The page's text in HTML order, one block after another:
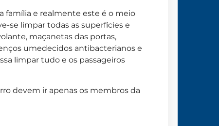
família e realmente este é o meio
se limpar todas as superfícies e
maçanetas das portas,
umedecidos antibacterianos e
limpar tudo e os passageiros
devem ir apenas os membros da